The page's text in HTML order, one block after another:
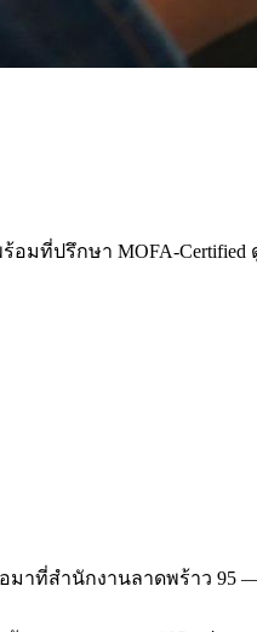
อมที่ปรึกษา MOFA-
มาที่สำนักงานลาดพร้าว 95